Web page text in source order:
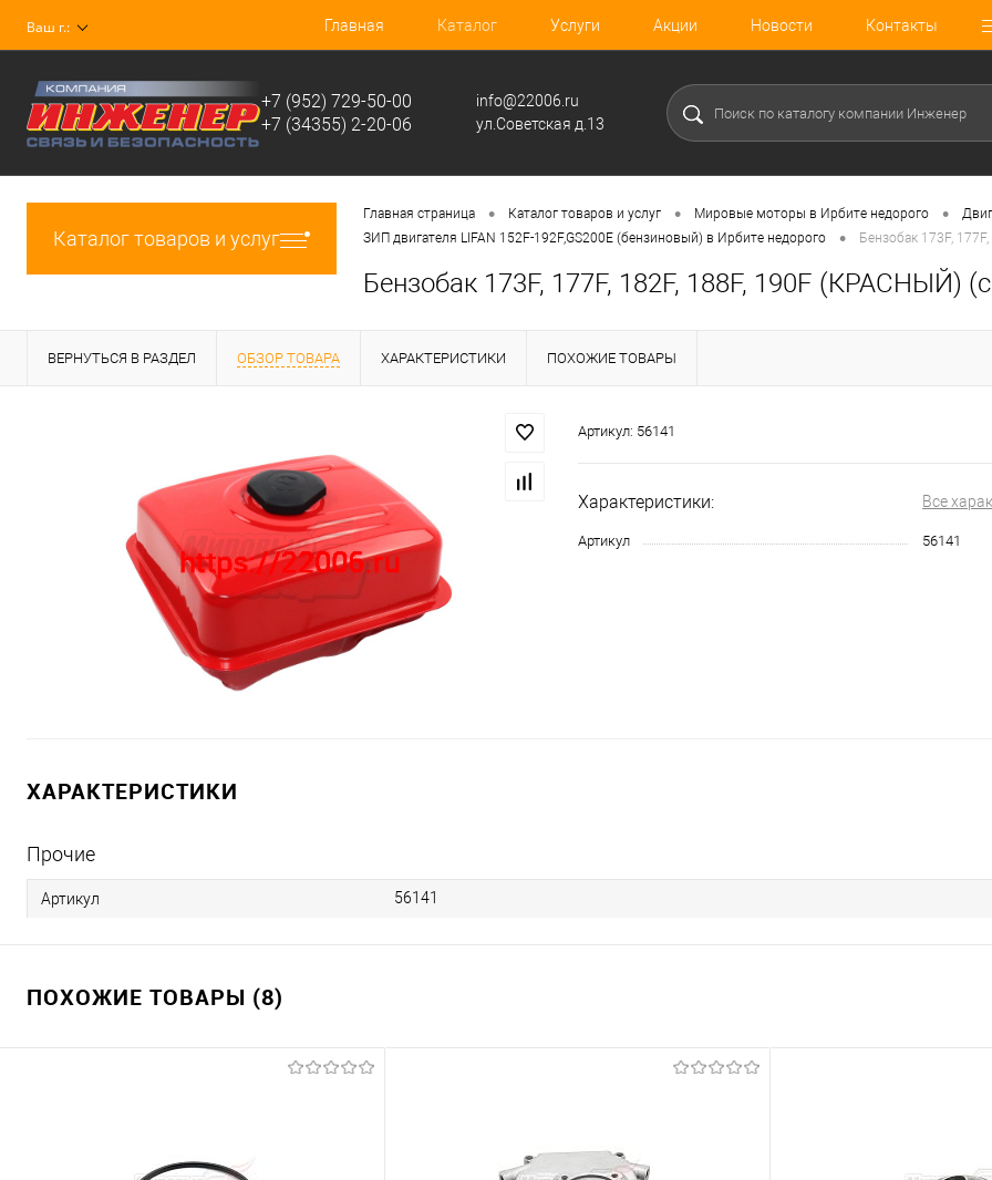
Ваш г.: Главная Каталог Услуги Акции Новости Контакты
+7 (952) 729-50-00
+7 (34355) 2-20-06
info@22006.ru
ул.Советская д.13
Каталог товаров и услуг
Главная страница • Каталог товаров и услуг • Мировые моторы в Ирбите недорого •
ЗИП двигателя LIFAN 152F-192F,GS200E (бензиновый) в Ирбите недорого • Бензобак 173F,
Бензобак 173F, 177F, 182F, 188F, 190F (КРАСНЫЙ)
ВЕРНУТЬСЯ В РАЗДЕЛ ОБЗОР ТОВАРА ХАРАКТЕРИСТИКИ ПОХОЖИЕ ТОВАРЫ
Артикул: 56141
Характеристики: Все
Артикул 56141
ХАРАКТЕРИСТИКИ
Прочие
Артикул 56141
ПОХОЖИЕ ТОВАРЫ (8)